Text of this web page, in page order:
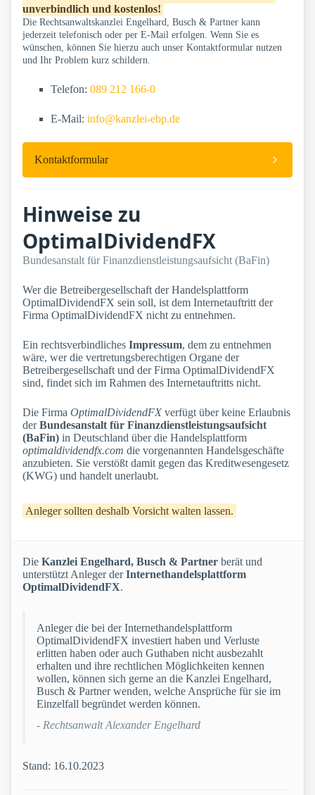
unverbindlich und kostenlos!
Die Rechtsanwaltskanzlei Engelhard, Busch & Partner kann
jederzeit telefonisch oder per E-Mail erfolgen. Wenn Sie es
wünschen, können Sie hierzu auch unser Kontaktformular nutzen
und Ihr Problem kurz schildern.
Telefon: 089 212 166-0
E-Mail: info@kanzlei-ebp.de
Kontaktformular
Hinweise zu
OptimalDividendFX
Bundesanstalt für Finanzdienstleistungsaufsicht (BaFin)
Wer die Betreibergesellschaft der Handelsplattform
OptimalDividendFX sein soll, ist dem Internetauftritt der
Firma OptimalDividendFX nicht zu entnehmen.
Ein rechtsverbindliches Impressum, dem zu entnehmen
wäre, wer die vertretungsberechtigen Organe der
Betreibergesellschaft und der Firma OptimalDividendFX
sind, findet sich im Rahmen des Internetauftritts nicht.
Die Firma OptimalDividendFX verfügt über keine Erlaubnis
derBundesanstalt für Finanzdienstleistungsaufsicht
(BaFin) in Deutschland über die Handelsplattform
optimaldividendfx.com die vorgenannten Handelsgeschäfte
anzubieten. Sie verstößt damit gegen das Kreditwesengesetz
(KWG) und handelt unerlaubt.
Anleger sollten deshalb Vorsicht walten lassen.
Die Kanzlei Engelhard, Busch & Partner berät und
unterstützt Anleger derInternethandelsplattform
OptimalDividendFX.
Anleger die bei der Internethandelsplattform
OptimalDividendFX investiert haben und Verluste
erlitten haben oder auch Guthaben nicht ausbezahlt
erhalten und ihre rechtlichen Möglichkeiten kennen
wollen, können sich gerne an die Kanzlei Engelhard,
Busch & Partner wenden, welche Ansprüche für sie im
Einzelfall begründet werden können.
- Rechtsanwalt Alexander Engelhard
Stand: 16.10.2023